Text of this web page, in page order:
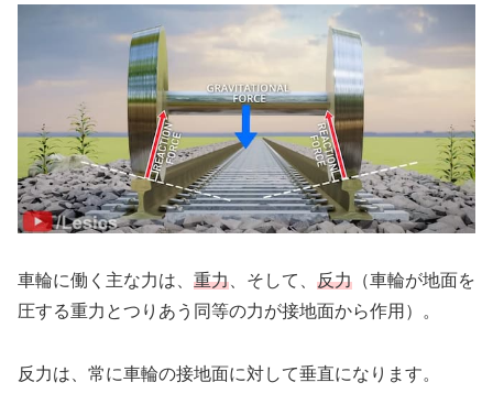
車輪に働く主な力は、 重力 、そして、 反力 （車輪が地面を
圧する重力とつりあう同等の力が接地面から作用）。
反力は、常に車輪の接地面に対して垂直になります。